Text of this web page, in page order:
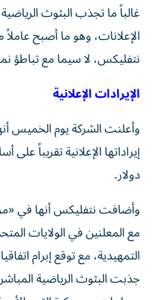
غالباً ما تجذب البثوث
الإعلانات، وهو ما أصبح
نتفليكس، لا سيما مع
الإيرادات الإعلانية
وأعلنت الشركة يوم الخميس
دولار.
وأضافت نتفليكس أنها في
مع المعلنين في الولايات
التمهيدية، مع توقع إبرام
جذبت البثوث الرياضية